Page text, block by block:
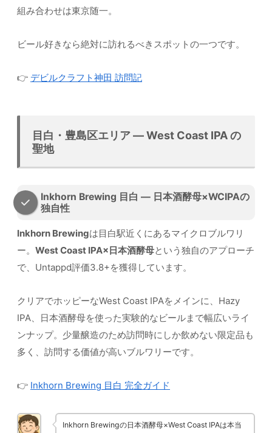
組み合わせは東京随一。
ビール好きなら絶対に訪れるべきスポットの一つです。
👉 デビルクラフト神田 訪問記
目白・豊島区エリア — West Coast IPA の
聖地
Inkhorn Brewing 目白 — 日本酒酵母×WCIPAの
独自性
Inkhorn Brewingは目白駅近くにあるマイクロブルワリ
ー。 West Coast IPA×日本酒酵母という独自のアプローチ
で、Untappd評価3.8+を獲得しています。
クリアでホッピーなWest Coast IPAをメインに、Hazy
IPA、日本酒酵母を使った実験的なビールまで幅広いライ
ンナップ。少量醸造のため訪問時にしか飲めない限定品も
多く、訪問する価値が高いブルワリーです。
👉 Inkhorn Brewing 目白 完全ガイド
Inkhorn Brewingの日本酒酵母×West Coast IPAは本当